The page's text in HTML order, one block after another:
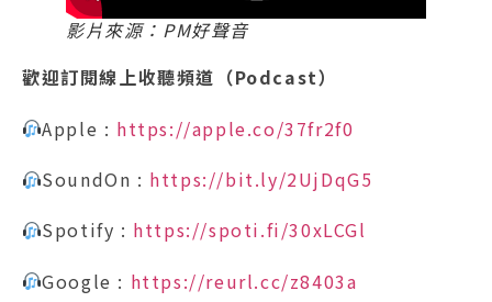
影片來源：PM好聲音
歡迎訂閱線上收聽頻道（Podcast）
Apple : https://apple.co/37fr2f0
SoundOn : https://bit.ly/2UjDqG5
Spotify : https://spoti.fi/30xLCGl
Google : https://reurl.cc/z8403a